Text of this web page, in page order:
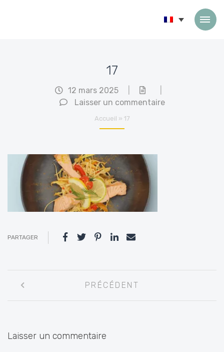
17
12 mars 2025
Laisser un commentaire
Accueil » 17
PARTAGER
entre
PRÉCÉDENT
Laisser un commentaire